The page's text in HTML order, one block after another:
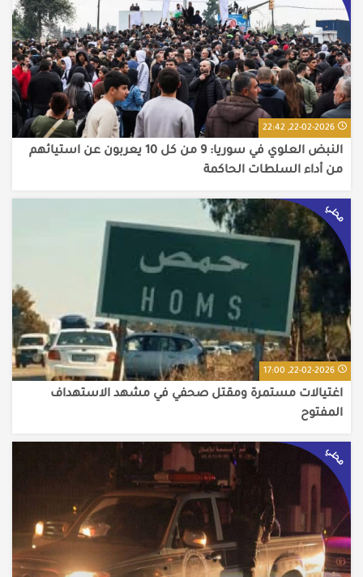
22-02-2026, 22:42
النبض العلوي في سوريا: 9 من كل 10 يعربون عن استيائهم
من أداء السلطات الحاكمة
محلي
22-02-2026, 17:00
اغتيالات مستمرة ومقتل صحفي في مشهد الاستهداف
المفتوح
محلي